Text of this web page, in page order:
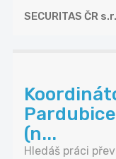
SECURITAS ČR
(n...
Hledáš práci